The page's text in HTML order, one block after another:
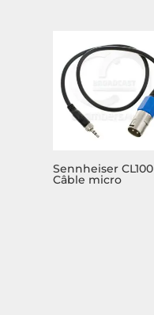
Sennheiser CL100
Câble micro